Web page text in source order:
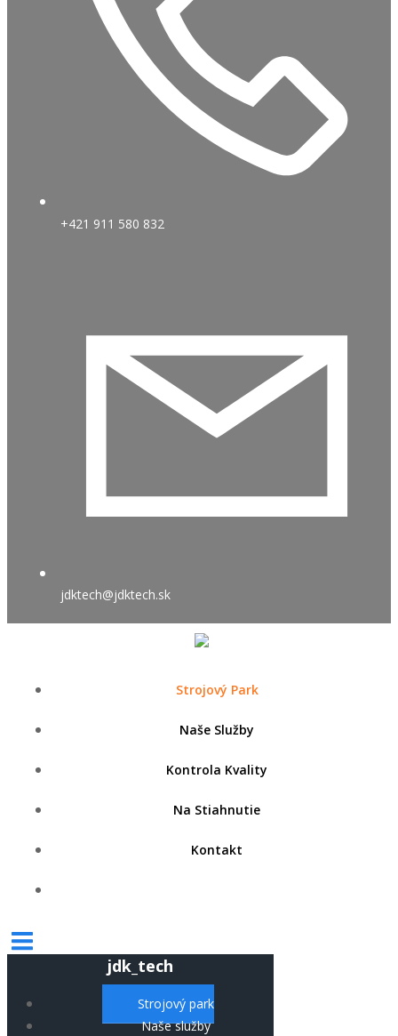
+421 911 580 832
jdktech@jdktech.sk
Strojový Park
Naše Služby
Kontrola Kvality
Na Stiahnutie
Kontakt
jdk_tech
Strojový park
Naše služby